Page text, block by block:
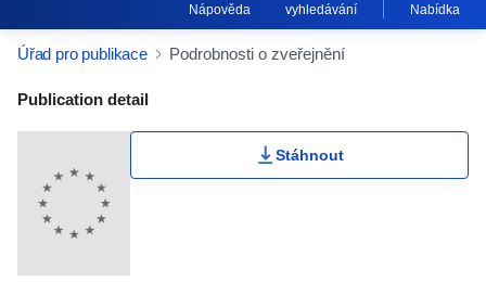
Nápověda vyhledávání Nabídka
Úřad pro publikace Podrobnosti o zveřejnění
Publication Detail Actions Portlet
Publication detail
Stáhnout